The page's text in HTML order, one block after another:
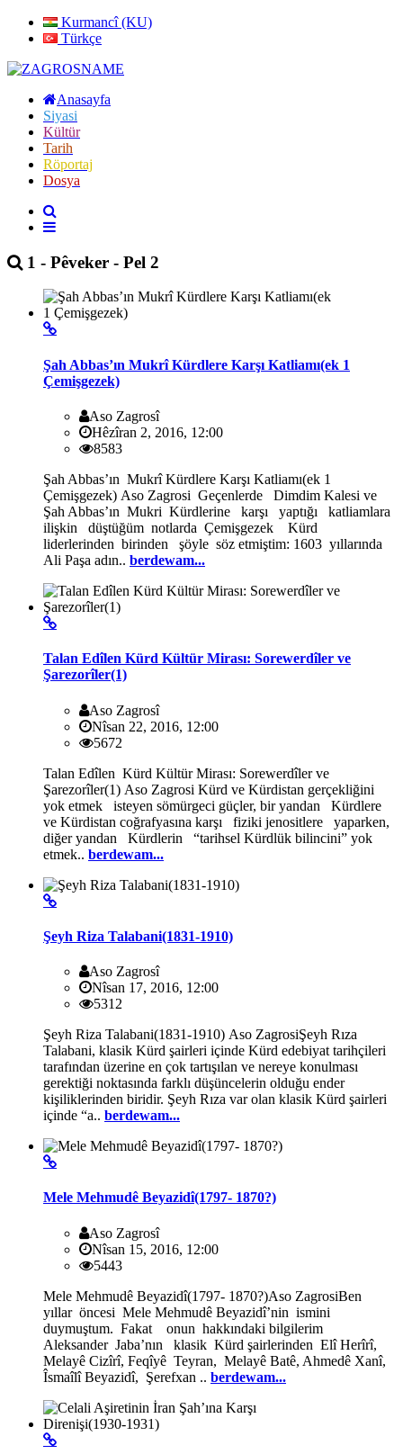
Kurmancî (KU)
Türkçe
Anasayfa
Siyasi
Kültür
Tarih
Röportaj
Dosya
1 - Pêveker - Pel 2
Şah Abbas’ın Mukrî Kürdlere Karşı Katliamı(ek 1
Çemişgezek)
Aso Zagrosî
Hêzîran 2, 2016, 12:00
8583
Şah Abbas’ın Mukrî Kürdlere Karşı Katliamı(ek 1
Çemişgezek) Aso Zagrosi Geçenlerde Dimdim Kalesi ve
Şah Abbas’ın Mukri Kürdlerine karşı yaptığı katliamlara
ilişkin düştüğüm notlarda Çemişgezek Kürd
liderlerinden birinden şöyle söz etmiştim: 1603 yıllarında
Ali Paşa adın.. berdewam...
Talan Edîlen Kürd Kültür Mirası: Sorewerdîler ve
Şarezorîler(1)
Aso Zagrosî
Nîsan 22, 2016, 12:00
5672
Talan Edîlen Kürd Kültür Mirası: Sorewerdîler ve
Şarezorîler(1) Aso Zagrosi Kürd ve Kürdistan gerçekliğini
yok etmek isteyen sömürgeci güçler, bir yandan Kürdlere
ve Kürdistan coğrafyasına karşı fiziki jenositlere yaparken,
diğer yandan Kürdlerin “tarihsel Kürdlük bilincini” yok
etmek.. berdewam...
Şeyh Riza Talabani(1831-1910)
Aso Zagrosî
Nîsan 17, 2016, 12:00
5312
Şeyh Riza Talabani(1831-1910) Aso ZagrosiŞeyh Rıza
Talabani, klasik Kürd şairleri içinde Kürd edebiyat tarihçileri
tarafından üzerine en çok tartışılan ve nereye konulması
gerektiği noktasında farklı düşüncelerin olduğu ender
kişiliklerinden biridir. Şeyh Rıza var olan klasik Kürd şairleri
içinde “a.. berdewam...
Mele Mehmudê Beyazidî(1797- 1870?)
Aso Zagrosî
Nîsan 15, 2016, 12:00
5443
Mele Mehmudê Beyazidî(1797- 1870?)Aso ZagrosiBen
yıllar öncesi Mele Mehmudê Beyazidî’nin ismini
duymuştum. Fakat onun hakkındaki bilgilerim
Aleksander Jaba’nın klasik Kürd şairlerinden Elî Herîrî,
Melayê Cizîrî, Feqîyê Teyran, Melayê Batê, Ahmedê Xanî,
Îsmaîlî Beyazidî, Şerefxan .. berdewam...